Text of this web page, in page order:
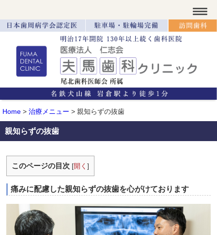
Home > 治療メニュー > 親知らずの抜歯
親知らずの抜歯
このページの目次 [開く]
痛みに配慮した親知らずの抜歯を心がけております